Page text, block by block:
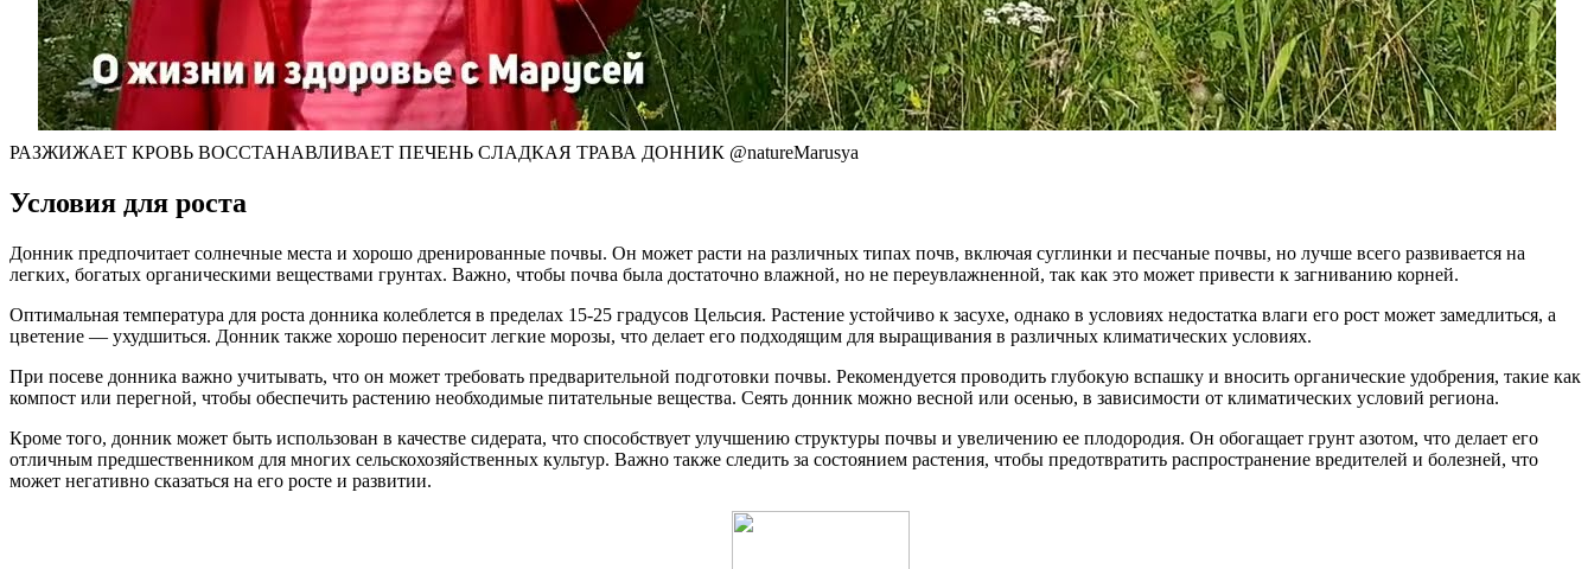
РАЗЖИЖАЕТ КРОВЬ ВОССТАНАВЛИВАЕТ ПЕЧЕНЬ СЛАДКАЯ ТРАВА ДОННИК @natureMarusya​
Условия для роста
Донник предпочитает солнечные места и хорошо дренированные почвы. Он может расти на различных типах почв, включая суглинки и песчаные почвы, но лучше всего развивается на
легких, богатых органическими веществами грунтах. Важно, чтобы почва была достаточно влажной, но не переувлажненной, так как это может привести к загниванию корней.
Оптимальная температура для роста донника колеблется в пределах 15-25 градусов Цельсия. Растение устойчиво к засухе, однако в условиях недостатка влаги его рост может замедлиться, а
цветение — ухудшиться. Донник также хорошо переносит легкие морозы, что делает его подходящим для выращивания в различных климатических условиях.
При посеве донника важно учитывать, что он может требовать предварительной подготовки почвы. Рекомендуется проводить глубокую вспашку и вносить органические удобрения, такие как
компост или перегной, чтобы обеспечить растению необходимые питательные вещества. Сеять донник можно весной или осенью, в зависимости от климатических условий региона.
Кроме того, донник может быть использован в качестве сидерата, что способствует улучшению структуры почвы и увеличению ее плодородия. Он обогащает грунт азотом, что делает его
отличным предшественником для многих сельскохозяйственных культур. Важно также следить за состоянием растения, чтобы предотвратить распространение вредителей и болезней, что
может негативно сказаться на его росте и развитии.